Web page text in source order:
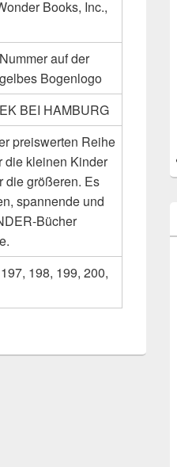
Books, Inc.,
auf der
Bogenlogo
BEI HAMBURG
preiswerten Reihe
die kleinen Kinder
die größeren. Es
spannende und
Bücher
198, 199, 200,